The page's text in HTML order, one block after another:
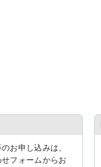
お申し込みは、
フォームからお